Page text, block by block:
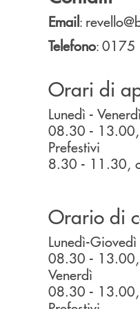
Email:
Telefono: 0175
Orari di
Lunedì - Venerdì
08.30 - 13.00,
Prefestivi
8.30 - 11.30,
Orario di
Lunedì-Giovedì
08.30 - 13.00,
Venerdì
08.30 - 13.00,